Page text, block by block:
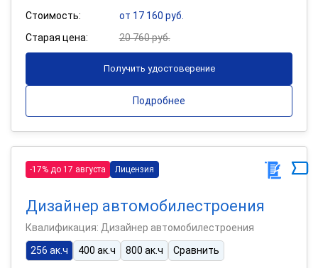
Стоимость:
от 17 160 руб.
Старая цена:
20 760 руб.
Получить удостоверение
Подробнее
-17% до 17 августа Лицензия
Дизайнер автомобилестроения
Квалификация: Дизайнер автомобилестроения
256 ак.ч
400 ак.ч 800 ак.ч Сравнить